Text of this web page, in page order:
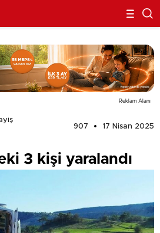
Reklam Alanı
907
17 Nisan 2025
3 kişi yaralandı